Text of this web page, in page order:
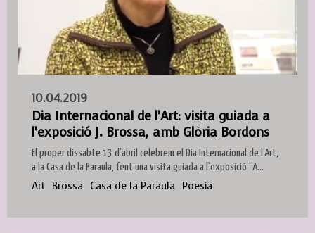
10.04.2019
Dia Internacional de l’Art: visita guiada a
l’exposició J. Brossa, amb Glòria Bordons
El proper dissabte 13 d’abril celebrem el Dia Internacional de l’Art,
a la Casa de la Paraula, fent una visita guiada a l’exposició “A...
Art Brossa Casa de la Paraula Poesia